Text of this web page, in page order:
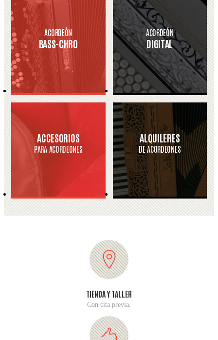
ACORDEÓN
BASS-CHRO
ACORDEÓN
DIGITAL
ACCESORIOS
PARA ACORDEONES
ALQUILERES
DE ACORDEONES
TIENDA Y TALLER
Con cita previa.